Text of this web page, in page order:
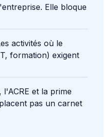
Elle bloque
activités où le
formation) exigent
et la prime
pas un carnet